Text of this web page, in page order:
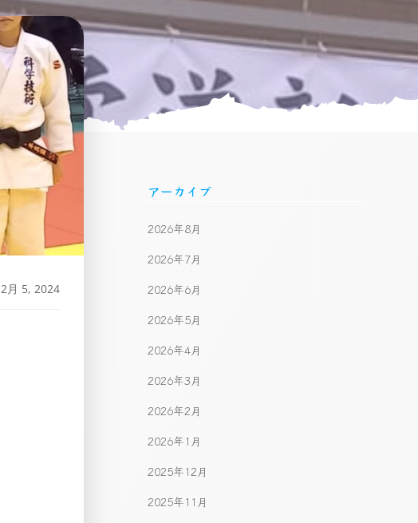
2月 5, 2024
アーカイブ
2026年8月
2026年7月
2026年6月
2026年5月
2026年4月
2026年3月
2026年2月
2026年1月
2025年12月
2025年11月